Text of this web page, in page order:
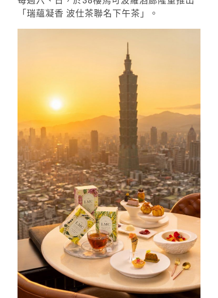
「瑞蘊凝香 波仕茶聯名下午茶」。